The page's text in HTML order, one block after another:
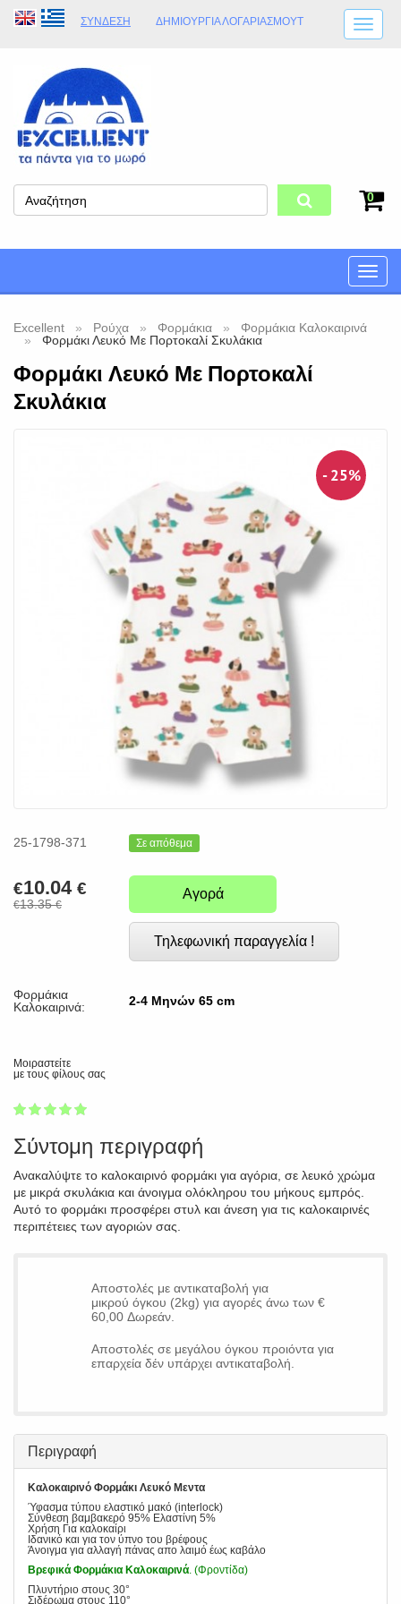
ΣΎΝΔΕΣΗ ΔΗΜΙΟΥΡΓΊΑ ΛΟΓΑΡΙΑΣΜΟΎT
ΩΡΆΡΙΟ ΚΑΤΑΣΤΉΜΑΤΟΣ
ΦΥΣΙΚΌ ΚΑΤΆΣΤΗΜΑ
0
Toggle
Excellent Ρούχα Φορμάκια
Φορμάκια Καλοκαιρινά
Φορμάκι Λευκό Με Πορτοκαλί Σκυλάκια
Φορμάκι Λευκό Με Πορτοκαλί
Σκυλάκια
- 25%
25-1798-371 Σε απόθεμα
€10.04 €
€13.35€
Αγορά
Τηλεφωνική παραγγελία !
Φορμάκια
Καλοκαιρινά:
2-4 Μηνών 65 cm
Μοιραστείτε
με τους φίλους σας
1
2
3
4
5
Σύντομη περιγραφή
Ανακαλύψτε το καλοκαιρινό φορμάκι για αγόρια, σε λευκό χρώμα
με μικρά σκυλάκια και άνοιγμα ολόκληρου του μήκους εμπρός.
Αυτό το φορμάκι προσφέρει στυλ και άνεση για τις καλοκαιρινές
περιπέτειες των αγοριών σας.
Αποστολές με αντικαταβολή για
μικρού όγκου (2kg) για αγορές άνω των €
60,00 Δωρεάν.
Αποστολές σε μεγάλου όγκου προιόντα για
επαρχεία δέν υπάρχει αντικαταβολή.
Περιγραφή
Καλοκαιρινό Φορμάκι Λευκό Μεντα
Ύφασμα τύπου ελαστικό μακό (interlock)
Σύνθεση βαμβακερό 95% Ελαστίνη 5%
Χρήση Για καλοκαίρι
Ιδανικό και για τον ύπνο του βρέφους
Άνοιγμα για αλλαγή πάνας απο λαιμό έως καβάλο
Βρεφικά Φορμάκια Καλοκαιρινά. (Φροντίδα)
Πλυντήριο στους 30°
Σιδέρωμα στους 110°